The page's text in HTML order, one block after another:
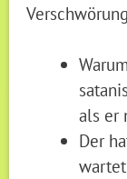
als er
Der